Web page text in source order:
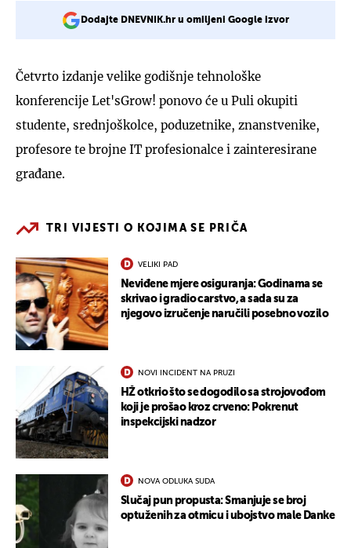
Dodajte DNEVNIK.hr u omiljeni Google izvor
Četvrto izdanje velike godišnje tehnološke
konferencije Let'sGrow! ponovo će u Puli okupiti
studente, srednjoškolce, poduzetnike, znanstvenike,
profesore te brojne IT profesionalce i zainteresirane
građane.
TRI VIJESTI O KOJIMA SE PRIČA
VELIKI PAD
Neviđene mjere osiguranja: Godinama se
skrivao i gradio carstvo, a sada su za
njegovo izručenje naručili posebno vozilo
NOVI INCIDENT NA PRUZI
HŽ otkrio što se dogodilo sa strojovođom
koji je prošao kroz crveno: Pokrenut
inspekcijski nadzor
NOVA ODLUKA SUDA
Slučaj pun propusta: Smanjuje se broj
optuženih za otmicu i ubojstvo male Danke